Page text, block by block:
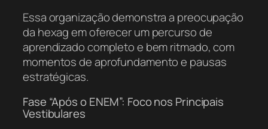
Essa organização demonstra a preocupação
da hexag em oferecer um percurso de
aprendizado completo e bem ritmado, com
momentos de aprofundamento e pausas
estratégicas.
Fase “Após o ENEM”: Foco nos Principais
Vestibulares